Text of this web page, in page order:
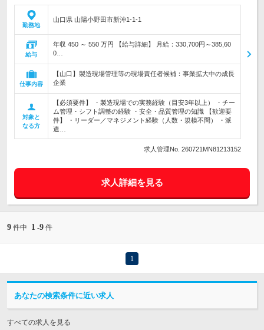
勤務地
山口県 山陽小野田市新沖1-1-1
給与
年収 450 ～ 550 万円 【給与詳細】 月給：330,700円～385,60
0…
仕事内容
【山口】製造現場管理等の現場責任者候補：事業拡大中の成長
企業
対象と
なる方
【必須要件】 ・製造現場での実務経験（目安3年以上） ・チー
ム管理・シフト調整の経験 ・安全・品質管理の知識 【歓迎要
件】 ・リーダー／マネジメント経験（人数・規模不問） ・派
遣…
求人管理No. 260721MN81213152
求人詳細を見る
9 件中 1 -9 件
1
あなたの検索条件に近い求人
すべての求人を見る